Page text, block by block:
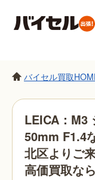
バイセル買取
LEICA：M3
50mm F1.4
北区よりご
高価買取な